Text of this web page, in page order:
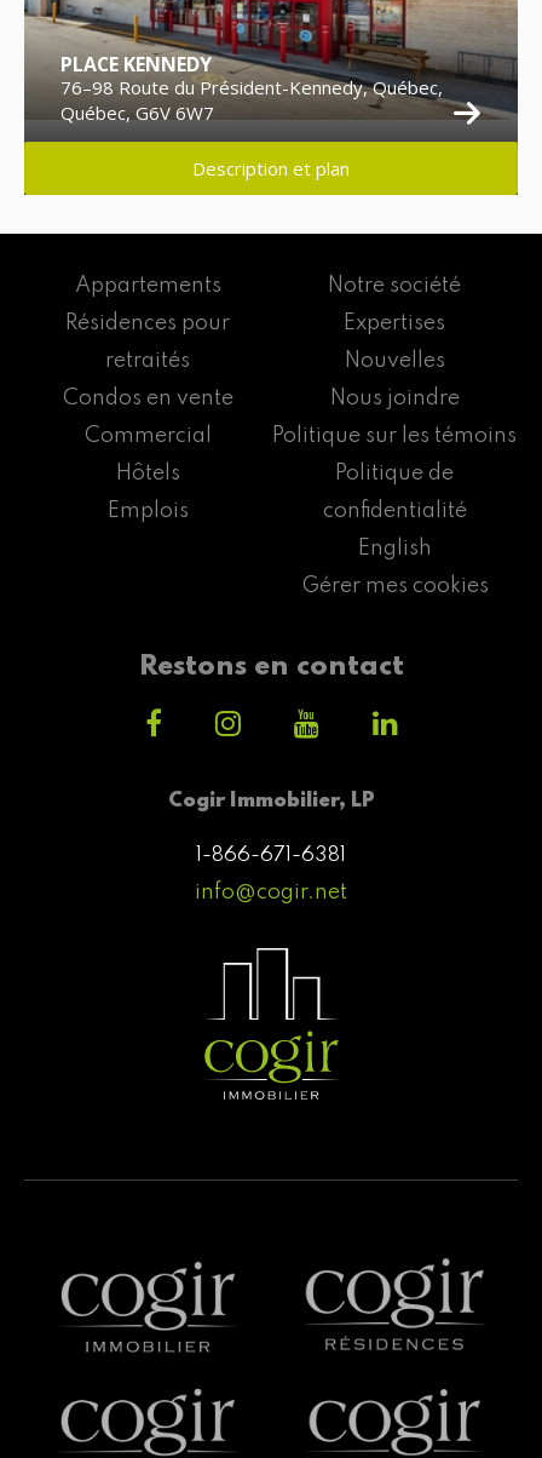
PLACE KENNEDY
76–98 Route du Président-Kennedy, Québec,
Québec, G6V 6W7
Description et plan
Cogir Immobilier, LP
1-866-671-6381
info@cogir.net
Appartements
Résidences pour
retraités
Condos en vente
Commercial
Hôtels
Emplois
Notre société
Expertises
Nouvelles
Nous joindre
Politique sur les témoins
Politique de
confidentialité
English
Gérer mes cookies
Restons en contact